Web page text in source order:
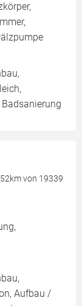
von 19339
Aufbau /